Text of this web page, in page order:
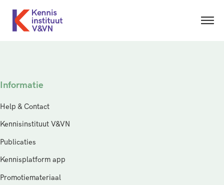
Informatie
Help & Contact
Kennisinstituut V&VN
Publicaties
Kennisplatform app
Promotiemateriaal